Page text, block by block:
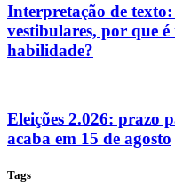
Interpretação de
vestibulares, por que
habilidade?
Eleições 2.026: prazo
acaba em 15 de agosto
Tags